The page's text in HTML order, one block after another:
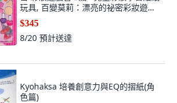
玩具, 百變莫莉：漂亮的祕密彩妝遊戲
書
$345
8/20 預計送達
Kyohaksa 培養創意力與EQ的摺紙(角
色篇)